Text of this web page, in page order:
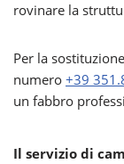
rovinare la
Per la
numero +39
un fabbro
Il servizio di